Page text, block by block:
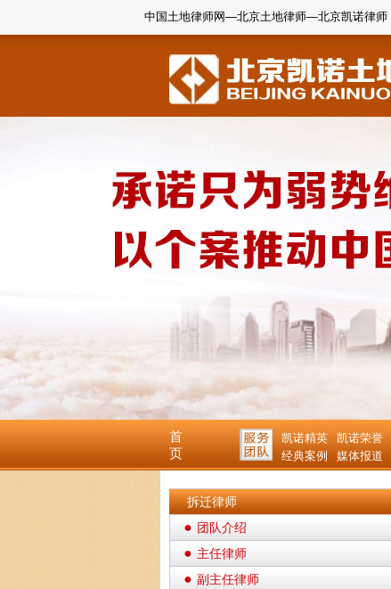
中国土地律师网—北京土地律师—北京凯诺律师
首
页
凯诺精英 凯诺荣誉
经典案例
媒体报道
拆迁律师
团队介绍
主任律师
副主任律师